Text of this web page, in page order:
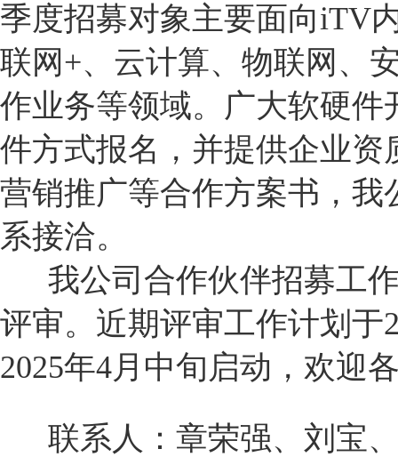
季度招募对象主要面向iTV
联网+、云计算、物联网、
作业务等领域。广大软硬
件方式报名，并提供企业
营销推广等合作方案书，
系接洽。
我公司合作伙伴招募工
评审。近期评审工作计划于
2025年4月中旬启动，欢迎
联系人：章荣强、刘宝